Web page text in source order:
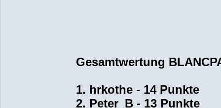
Gesamtwertung
1. hrkothe - 14 Punkte
2. Peter_B - 13 Punkte